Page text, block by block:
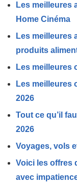
Les meilleures
Home Cinéma
Les meilleures
produits
Les meilleures
Les meilleures
2026
Tout ce qu’il
2026
Voyages, vols
Voici les offres
avec